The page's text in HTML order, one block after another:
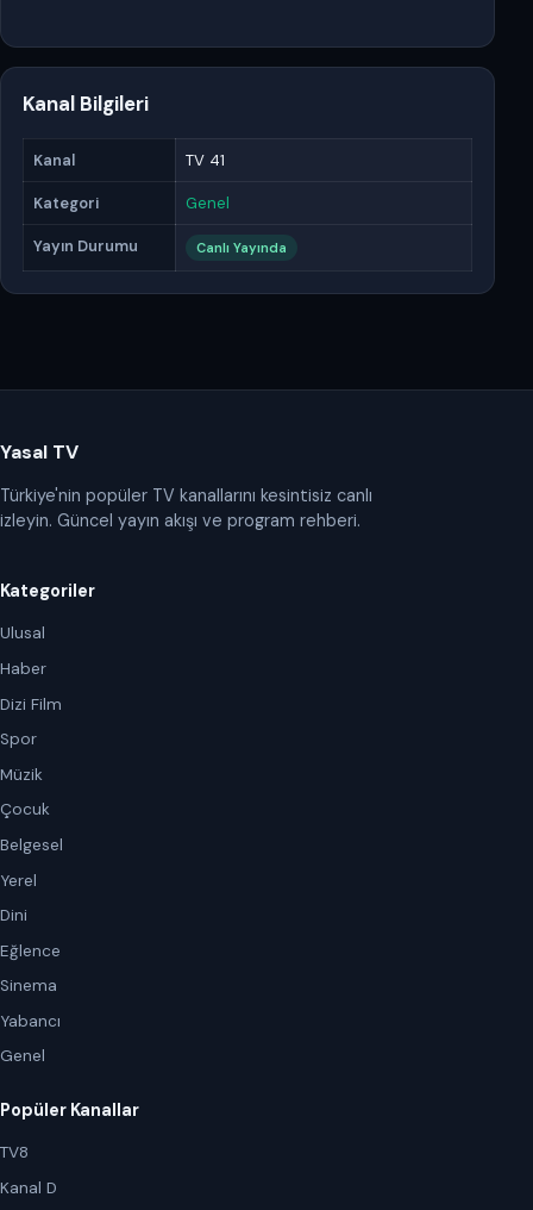
Kanal Bilgileri
Kanal TV 41
Kategori Genel
Yayın Durumu Canlı Yayında
Yasal TV
Türkiye'nin popüler TV kanallarını kesintisiz canlı
izleyin. Güncel yayın akışı ve program rehberi.
Kategoriler
Ulusal
Haber
Dizi Film
Spor
Müzik
Çocuk
Belgesel
Yerel
Dini
Eğlence
Sinema
Yabancı
Genel
Popüler Kanallar
TV8
Kanal D